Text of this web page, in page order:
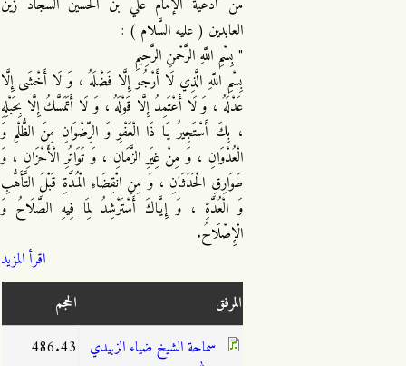
من أدعية الإمام علي بن الحسين السجاد زين
العابدين ( عليه السَّلام ) :
" بِسْمِ اللَّهِ الرَّحْمنِ الرَّحِيمِ
بِسْمِ اللَّهِ الَّذِي لَا أَرْجُو إِلَّا فَضْلَهُ ، وَ لَا أَخْشَى إِلَّا
عَدْلَهُ ، وَ لَا أَعْتَمِدُ إِلَّا قَوْلَهُ ، وَ لَا أَتَمَسَّكُ إِلَّا بِحَبْلِهِ
، بِكَ أَسْتَجِيرُ يَا ذَا الْعَفْوِ وَ الرِّضْوَانِ مِنَ الظُّلْمِ وَ
الْعُدْوَانِ ، وَ مِنْ غِيَرِ الزَّمَانِ ، وَ تَوَاتُرِ الْأَحْزَانِ ، وَ
طَوَارِقِ الْحَدَثَانِ ، وَ مِنِ انْقِضَاءِ الْمُدَّةِ قَبْلَ التَّأَهُّبِ
وَ الْعُدَّةِ ، وَ إِيَّاكَ أَسْتَرْشِدُ لِمَا فِيهِ الصَّلَاحُ وَ
الْإِصْلَاحُ.
اقرأ المزيد
المرفق
الحجم
سماحة الشيخ ضياء الزبيدي
486.43